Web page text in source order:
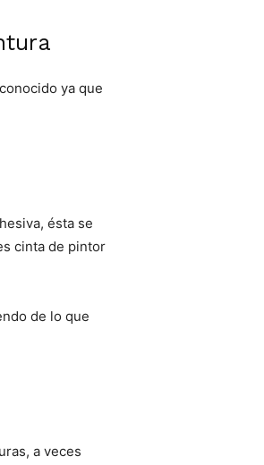
ya que
ésta se
cinta de pintor
de lo que
a veces